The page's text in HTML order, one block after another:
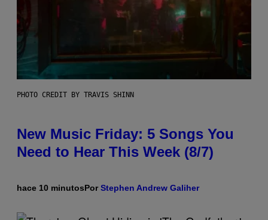
PHOTO CREDIT BY TRAVIS SHINN
New Music Friday: 5 Songs You
Need to Hear This Week (8/7)
hace 10 minutosPorStephen Andrew Galiher